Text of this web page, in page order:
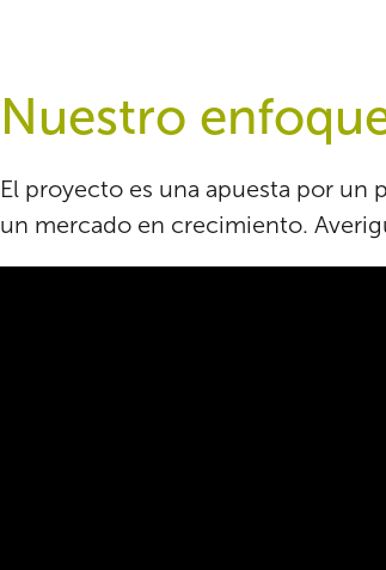
Nuestro
El proyecto es una apuesta por
un mercado en crecimiento.